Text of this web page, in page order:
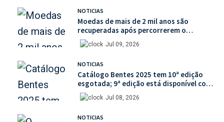
NOTICIAS
Moedas de mais de 2 mil anos são
recuperadas após percorrerem o
mercado ilegal de antiguidades
Jul 09, 2026
NOTICIAS
Catálogo Bentes 2025 tem 10ª edição
esgotada; 9ª edição está disponível com
mais de 30% de desconto na unidade
Jul 08, 2026
NOTICIAS